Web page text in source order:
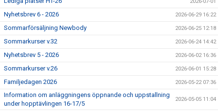
Nyhetsbrev 6 - 2026 2026-06-29 16:22
Sommarförsäljning Newbody 2026-06-25 12:18
Sommarkurser v.32 2026-06-24 14:42
Nyhetsbrev 5 - 2026 2026-06-02 16:36
Sommarkurser v.26 2026-06-01 15:28
Familjedagen 2026 2026-05-22 07:36
Information om anläggningens öppnande och uppstallning
under hopptävlingen 16-17/5
2026-05-05 11:04